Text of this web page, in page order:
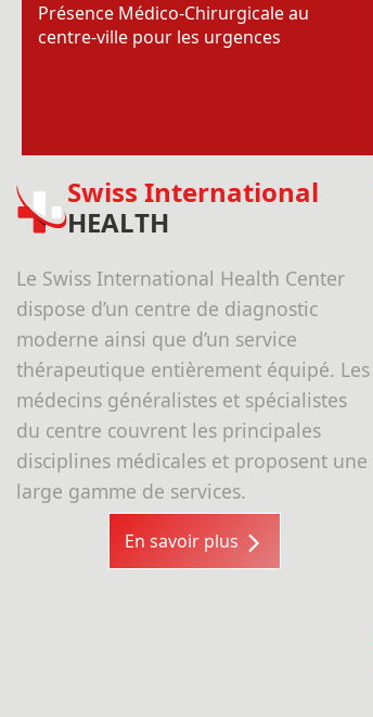
Présence Médico-Chirurgicale au
centre-ville pour les urgences
Swiss International
HEALTH
Le Swiss International Health Center
dispose d’un centre de diagnostic
moderne ainsi que d’un service
thérapeutique entièrement équipé. Les
médecins généralistes et spécialistes
du centre couvrent les principales
disciplines médicales et proposent une
large gamme de services.
En savoir plus